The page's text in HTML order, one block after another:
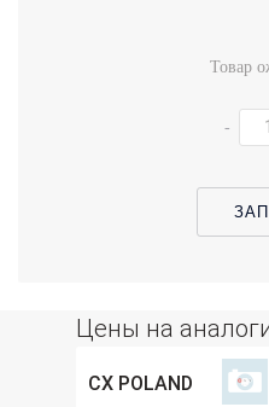
Товар
-
Цены на
CX POLAND